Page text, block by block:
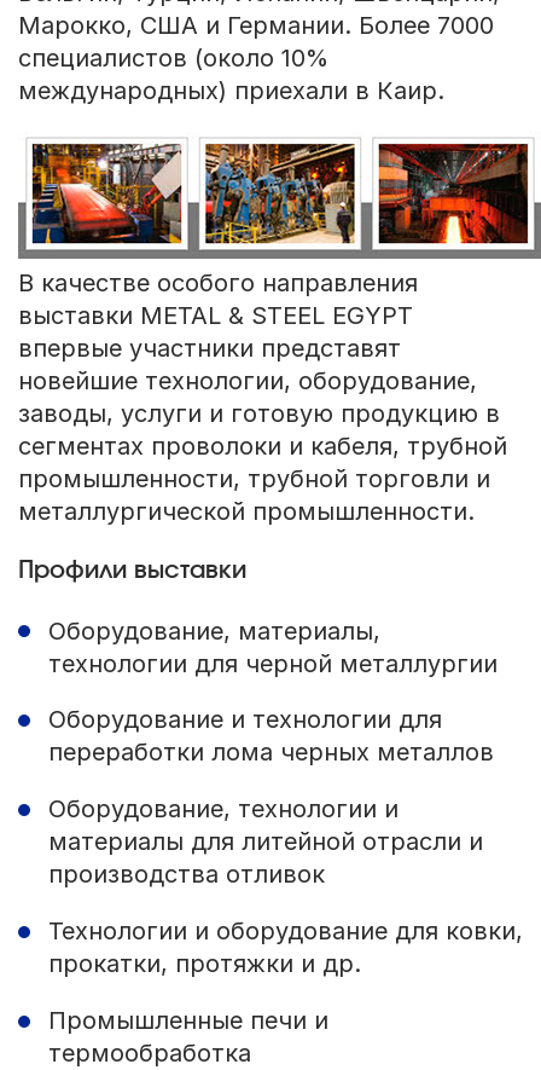
Марокко, США и Германии. Более 7000
специалистов (около 10%
международных) приехали в Каир.
В качестве особого направления
выставки METAL & STEEL EGYPT
впервые участники представят
новейшие технологии, оборудование,
заводы, услуги и готовую продукцию в
сегментах проволоки и кабеля, трубной
промышленности, трубной торговли и
металлургической промышленности.
Профили выставки
Оборудование, материалы,
технологии для черной металлургии
Оборудование и технологии для
переработки лома черных металлов
Оборудование, технологии и
материалы для литейной отрасли и
производства отливок
Технологии и оборудование для ковки,
прокатки, протяжки и др.
Промышленные печи и
термообработка